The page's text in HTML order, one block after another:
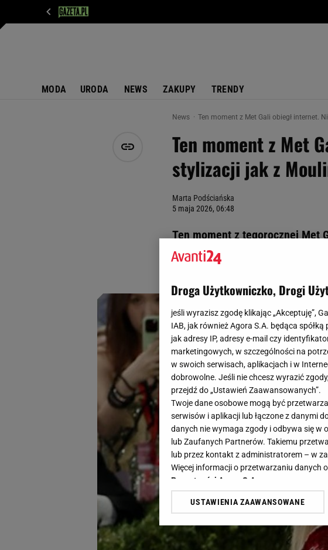
MODA URODA NEWS ZAKUPY TRENDY
News Ten moment z Met Gali obiegł internet.
Ten moment z Met
stylizacji jak z
Marta Podściańska
5 maja 2026, 06:48
Ten moment z tegorocznej Met
czerwonej sukni w klimacie
Droga Użytkowniczko, Drogi
jeśli wyrazisz zgodę klikając „Akceptuję”,
IAB, jak również Agora S.A. będąca
jak adresy IP, adresy e-mail czy
marketingowych, w szczególności na
w swoich serwisach, aplikacjach i w
dobrowolne. Jeśli nie chcesz wyrazić
przejdź do „Ustawień Zaawansowanych”.
Twoje dane osobowe mogą być
serwisów i aplikacji lub łączone z danymi
danych nie wymaga zgody i odbywa się w
lub Zaufanych Partnerów. Takiemu
lub przez kontakt z administratorem – w
Więcej informacji o przetwarzaniu danych
Prywatności Agora S.A.
Klikając „Akceptuję” wyrażasz też zgodę
dotyczące plików cookie, wywołując
odnośnik „Ustawienia prywatności ” w
USTAWIENIA ZAAWANSOWANE